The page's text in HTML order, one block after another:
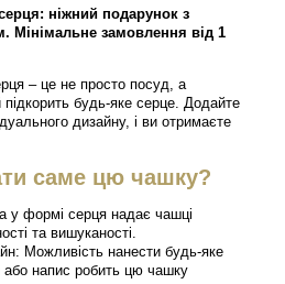
ніжний подарунок з
Мінімальне замовлення від 1
– це не просто посуд, а
будь-яке серце. Додайте
дизайну, і ви отримаєте
саме цю чашку?
у формі серця надає чашці
та вишуканості.
Можливість нанести будь-яке
або напис робить цю чашку